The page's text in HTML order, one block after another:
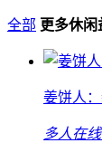
全部 更多休闲
姜饼人
多人在